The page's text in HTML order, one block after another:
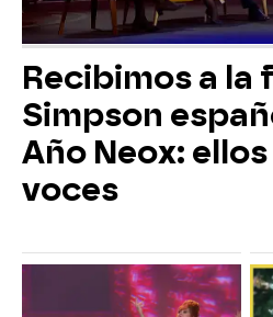
Recibimos a la
Simpson
Año Neox:
voces